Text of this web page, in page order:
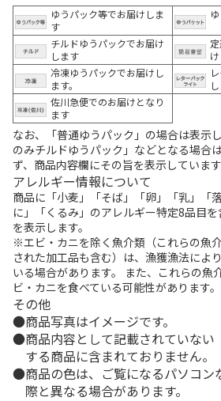
ゆうパック等でお届けしま
す
チルドゆうパックでお届け
します
冷凍ゆうパックでお届けし
ます。
佐川急便でのお届けとなり
ます
なお、「普通ゆうパック」の場合は表示
のみチルドゆうパック」などとなる場合
ず、商品内容欄にその旨を表示しています
アレルギー情報について
商品に「小麦」「そば」「卵」「乳」「
に」「くるみ」のアレルギー特定8品目
を表示します。
※エビ・カニを除く魚介類（これらの魚
された加工品も含む）は、漁獲漁法によ
いる場合があります。 また、これらの魚
ビ・カニを食べている可能性があります。
その他
商品写真はイメージです。
商品内容として記載されていない
する商品に含まれておりません。
商品の色は、ご覧になるパソコン
際と異なる場合があります。